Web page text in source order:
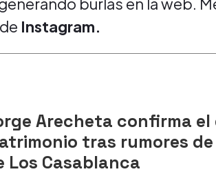
Instagram.
Arecheta confirma el
tras rumores
Los Casablanca